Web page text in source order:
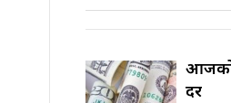
आजको
दर